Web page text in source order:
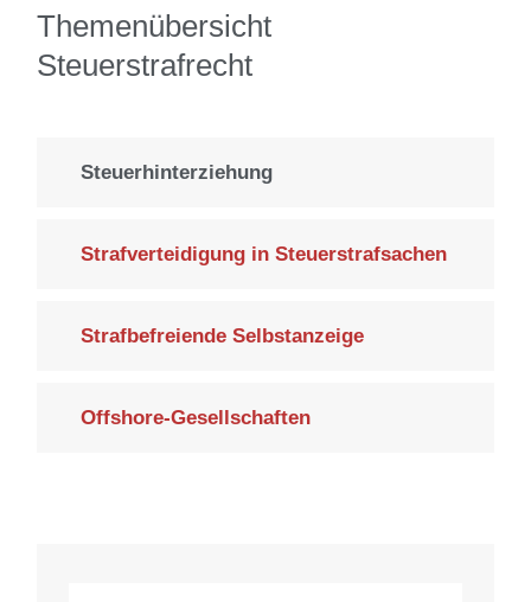
Themenübersicht
Steuerstrafrecht
Steuerhinterziehung
Strafverteidigung in Steuerstrafsachen
Strafbefreiende Selbstanzeige
Offshore-Gesellschaften